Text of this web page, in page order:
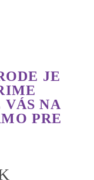
JE
VÁS NA
PRE